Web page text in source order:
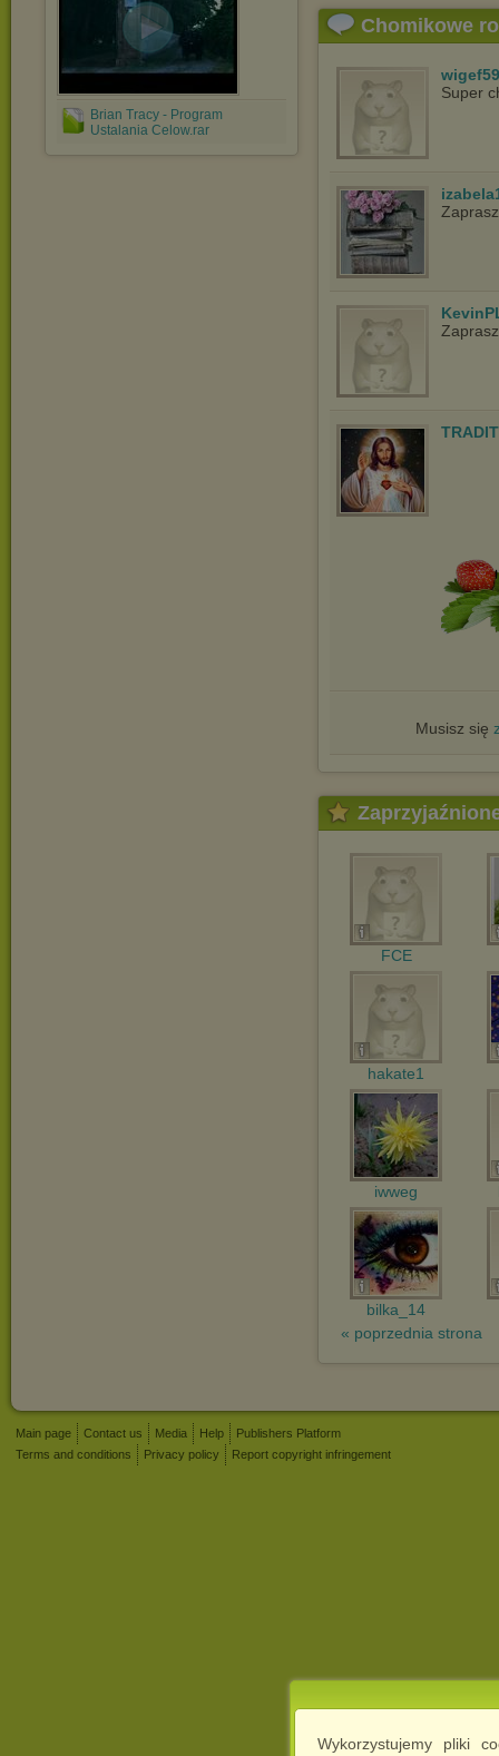
Wykorzystujemy pliki
Brian Tracy - Program
Ustalania Celow.rar
Chomikowe
Super
Musisz się
FCE
hakate1
iwweg
bilka_14
« poprzednia strona
Main page Contact us Media Help
Publishers Platform
Terms and conditions
Privacy policy Report copyright infringement